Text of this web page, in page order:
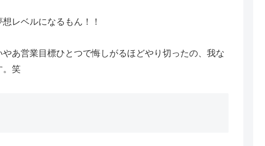
レベルになるもん！！
あ営業目標ひとつで悔しがるほどやり切ったの、我な
。笑